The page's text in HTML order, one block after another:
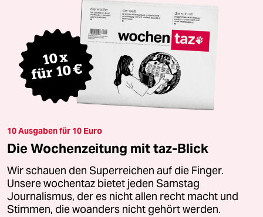
10 Ausgaben für 10 Euro
Die Wochenzeitung mit taz-Blick
Wir schauen den Superreichen auf die Finger.
Unsere wochentaz bietet jeden Samstag
Journalismus, der es nicht allen recht macht und
Stimmen, die woanders nicht gehört werden.